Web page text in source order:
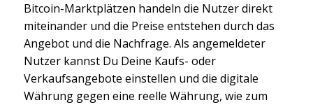
Bitcoin-Marktplätzen handeln die Nutzer direkt
miteinander und die Preise entstehen durch das
Angebot und die Nachfrage. Als angemeldeter
Nutzer kannst Du Deine Kaufs- oder
Verkaufsangebote einstellen und die digitale
Währung gegen eine reelle Währung, wie zum